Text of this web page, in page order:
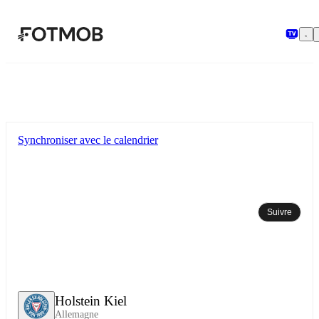
Holstein Kiel
Allemagne
Synchroniser avec le calendrier
Suivre